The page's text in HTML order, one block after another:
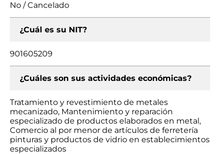
No / Cancelado
¿Cuál es su NIT?
901605209
¿Cuáles son sus actividades económicas?
Tratamiento y revestimiento de metales
mecanizado, Mantenimiento y reparación
especializado de productos elaborados en metal,
Comercio al por menor de artículos de ferretería
pinturas y productos de vidrio en establecimientos
especializados